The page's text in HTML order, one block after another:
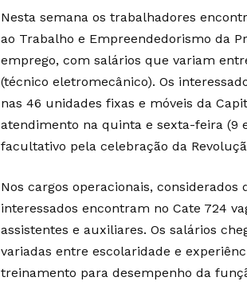
Nesta semana os trabalhadores
ao Trabalho e Empreendedorismo da
emprego, com salários que variam
(técnico eletromecânico). Os
nas 46 unidades fixas e móveis da
atendimento na quinta e sexta-feira (9
facultativo pela celebração da
Nos cargos operacionais,
interessados encontram no Cate 724
assistentes e auxiliares. Os salários
variadas entre escolaridade e
treinamento para desempenho da